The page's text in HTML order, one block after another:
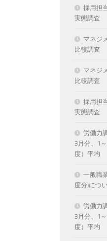
採用担
実態調査
マネジ
比較調査
マネジ
比較調査
採用担
実態調査
労働力
3月分、1
度）平均
一般職
度分)につ
労働力
3月分、1
度）平均